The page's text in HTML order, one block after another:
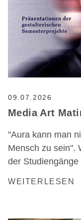
09.07.2026
Media Art
"Aura kann man
Mensch zu sein".
der
WEITERLESEN